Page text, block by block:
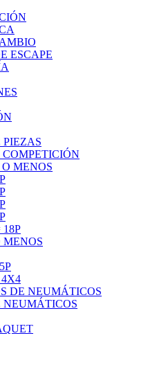
ESCAPE
PIEZAS
MENOS
MENOS
DE NEUMÁTICOS
NEUMÁTICOS